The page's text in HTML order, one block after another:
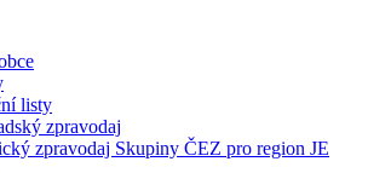
listy
zpravodaj
zpravodaj Skupiny ČEZ pro region JE